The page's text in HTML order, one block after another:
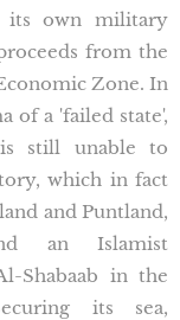
its own military
from the
Zone. In
of a 'failed state',
still unable to
which in fact
and Puntland,
an Islamist
Shabaab in the
its sea,